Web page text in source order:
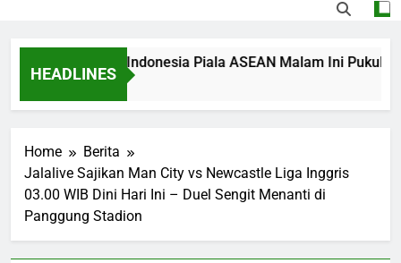
HEADLINES
Singapura vs Indonesia Piala ASEAN Malam Ini Pukul
Home
Berita
Jalalive Sajikan Man City vs Newcastle Liga Inggris
03.00 WIB Dini Hari Ini – Duel Sengit Menanti di
Panggung Stadion